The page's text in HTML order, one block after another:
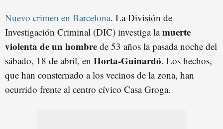
Nuevo crimen en Barcelona. La División de
Investigación Criminal (DIC) investiga lamuerte
violenta de un hombre de 53 años la pasada noche del
sábado, 18 de abril, en Horta-Guinardó. Los hechos,
que han consternado a los vecinos de la zona, han
ocurrido frente al centro cívico Casa Groga.